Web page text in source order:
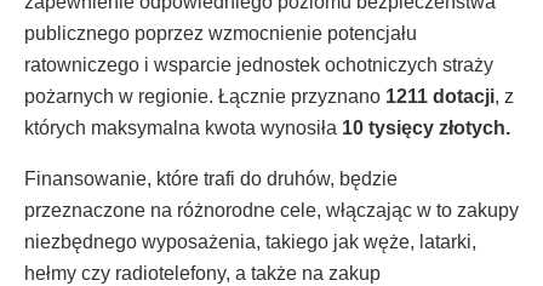
publicznego poprzez wzmocnienie potencjału
ratowniczego i wsparcie jednostek ochotniczych straży
pożarnych w regionie. Łącznie przyznano 1211 dotacji, z
których maksymalna kwota wynosiła 10 tysięcy złotych.
Finansowanie, które trafi do druhów, będzie
przeznaczone na różnorodne cele, włączając w to zakupy
niezbędnego wyposażenia, takiego jak węże, latarki,
hełmy czy radiotelefony, a także na zakup